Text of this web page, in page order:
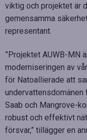
viktig och projektet är
gemensamma
representant.
”Projektet AUWB-MN
moderniseringen av
för Natoallierade att
undervattensdomänen
Saab och Mangrove-
robust och effektivt
försvar,” tillägger en